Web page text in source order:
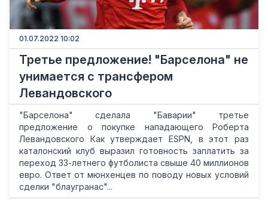
01.07.2022 10:02
Третье предложение! "Барселона" не
унимается с трансфером
Левандовского
"Барселона" сделала "Баварии" третье
предложение о покупке нападающего Роберта
Левандовского Как утверждает ESPN, в этот раз
каталонский клуб выразил готовность заплатить за
переход 33-летнего футболиста свыше 40 миллионов
евро. Ответ от мюнхенцев по поводу новых условий
сделки "блаугранас"...